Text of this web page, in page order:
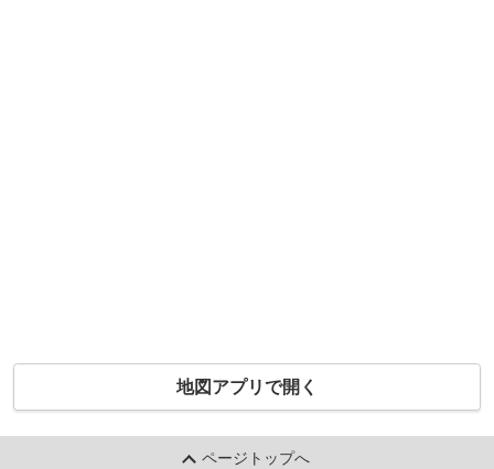
地図アプリで開く
ページトップへ